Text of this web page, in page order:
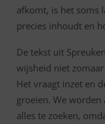
afkomt, is het soms
precies inhoudt en
De tekst uit
wijsheid niet zomaar
Het vraagt inzet en
groeien. We
alles te zoeken,